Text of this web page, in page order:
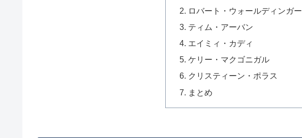
ロバート・ウォールディンガー
ティム・アーバン
エイミィ・カディ
ケリー・マクゴニガル
クリスティーン・ポラス
まとめ